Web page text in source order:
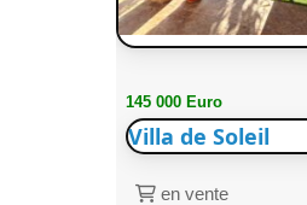
145 000 Euro
Villa de Soleil
en vente